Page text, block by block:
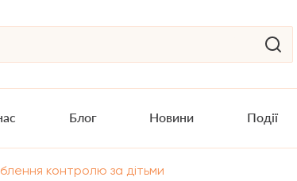
Блог Новини Події
контролю за дітьми